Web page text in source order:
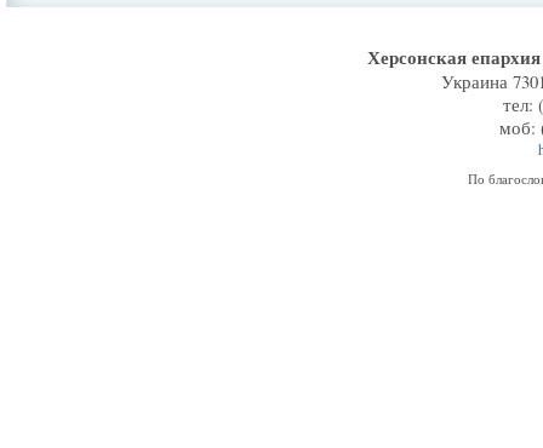
Херсонская
Украина
тел:
моб:
По